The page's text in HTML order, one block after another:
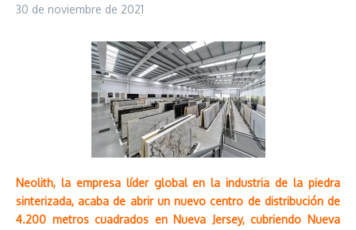
30 de noviembre de 2021
Neolith, la empresa líder global en la industria de la piedra
sinterizada, acaba de abrir un nuevo centro de distribución de
4.200 metros cuadrados en Nueva Jersey, cubriendo Nueva